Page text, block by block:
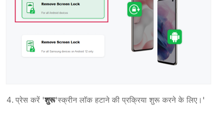
प्रेस करें 'शुरू'स्क्रीन लॉक हटाने की प्रक्रिया शुरू करने के लिए।'